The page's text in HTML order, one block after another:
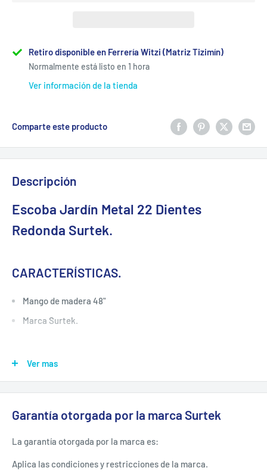
Retiro disponible en Ferrería Witzi (Matriz Tizimín)
Normalmente está listo en 1 hora
Ver información de la tienda
Comparte este producto
Descripción
Escoba Jardín Metal 22 Dientes
Redonda Surtek.
CARACTERÍSTICAS.
Mango de madera 48"
Marca Surtek.
ESPECIFICACIONES TÉCNICAS.
Dientes: 22
Material: Metal Y Puntas De Acero
Material De Mango: Madera
Ver mas
Garantía otorgada por la marca Surtek
La garantía otorgada por la marca es:
Aplica las condiciones y restricciones de la marca.